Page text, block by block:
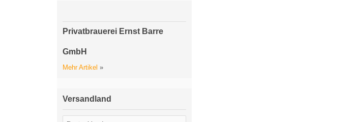
Privatbrauerei Ernst Barre
GmbH
Mehr Artikel »
Versandland